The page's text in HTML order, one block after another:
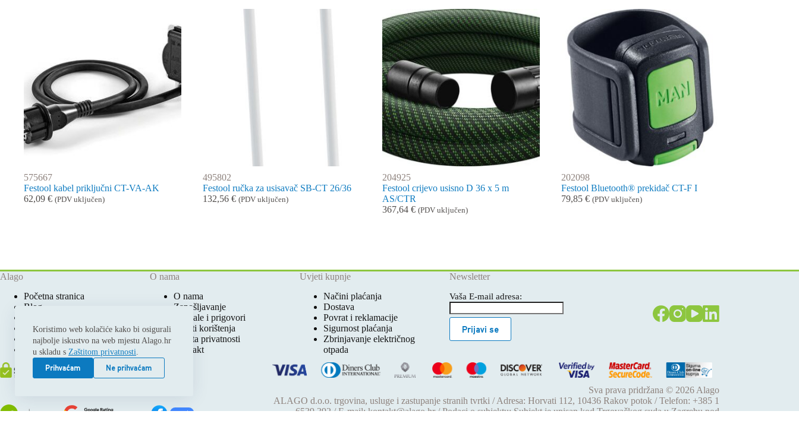
Koristimo web kolačiće kako bi osigurali
najbolje iskustvo na web mjestu Alago.hr
u skladu s Zaštitom privatnosti.
Prihvaćam
Ne prihvaćam
575667
Festool kabel priključni CT-VA-AK
62,09 € (PDV uključen)
495802
Festool ručka za usisavač SB-CT 26/36
132,56€ (PDV uključen)
204925
Festool crijevo usisno D 36 x 5 m
AS/CTR
367,64 € (PDV uključen)
202098
Festool Bluetooth® prekidač CT-F I
79,85€ (PDV uključen)
Alago
Početna stranica
Blog
Prodajna mjesta
Katalozi i cjenici
Moj račun
O nama
O nama
Zapošljavanje
Pohvale i prigovori
Uvjeti korištenja
Zaštita privatnosti
Kontakt
Uvjeti kupnje
Načini plaćanja
Dostava
Povrat i reklamacije
Sigurnost plaćanja
Zbrinjavanje električnog
otpada
Newsletter
Vaša E-mail adresa:
Prijavi se
Sva prava pridržana © 2026 Alago
ALAGO d.o.o. trgovina, usluge i zastupanje stranih tvrtki / Adresa: Horvati 112, 10436 Rakov potok / Telefon: +385 1
6539 392 / E-mail: kontakt@alago.hr / Podaci o subjektu: Subjekt je upisan kod Trgovačkog suda u Zagrebu pod